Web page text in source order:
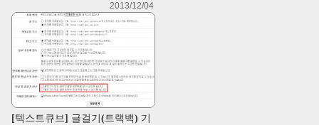
2013/12/04
[텍스트큐브] 글걸기(트랙백) 기